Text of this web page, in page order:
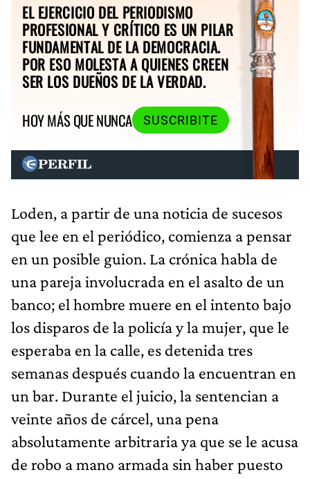
EL EJERCICIO DEL PERIODISMO
PROFESIONAL Y CRÍTICO ES UN PILAR
FUNDAMENTAL DE LA DEMOCRACIA.
POR ESO MOLESTA A QUIENES CREEN
SER LOS DUEÑOS DE LA VERDAD.
HOY MÁS QUE NUNCA
SUSCRIBITE
Loden, a partir de una noticia de sucesos
que lee en el periódico, comienza a pensar
en un posible guion. La crónica habla de
una pareja involucrada en el asalto de un
banco; el hombre muere en el intento bajo
los disparos de la policía y la mujer, que le
esperaba en la calle, es detenida tres
semanas después cuando la encuentran en
un bar. Durante el juicio, la sentencian a
veinte años de cárcel, una pena
absolutamente arbitraria ya que se le acusa
de robo a mano armada sin haber puesto